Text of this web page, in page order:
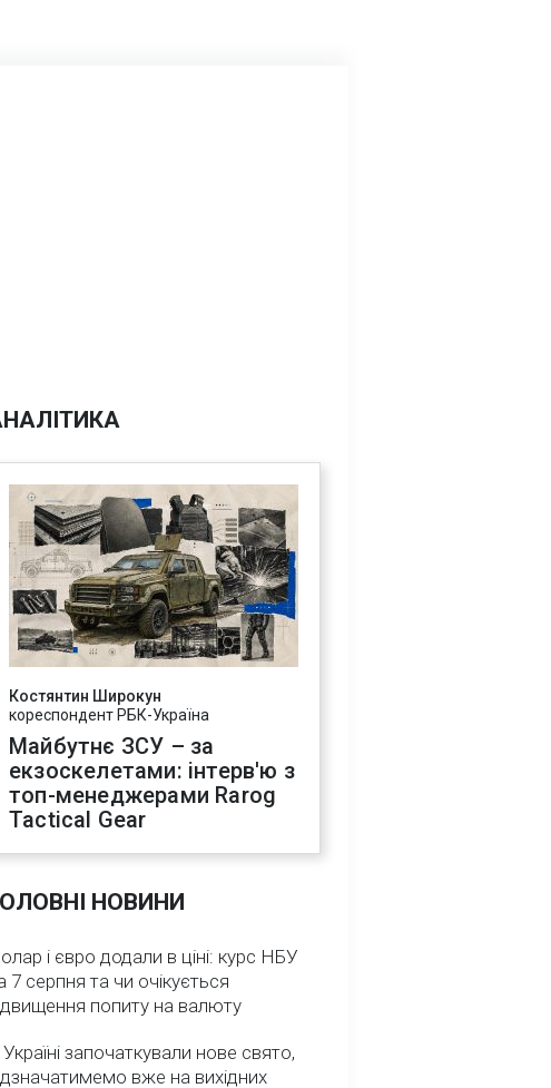
Костянтин Широкун
кореспондент РБК-Україна
Майбутнє ЗСУ – за
екзоскелетами: інтерв'ю з
топ-менеджерами Rarog
Tactical Gear
НОВИНИ
і євро додали в ціні: курс НБУ
7 серпня та чи очікується
попиту на валюту
започаткували нове свято,
вже на вихідних